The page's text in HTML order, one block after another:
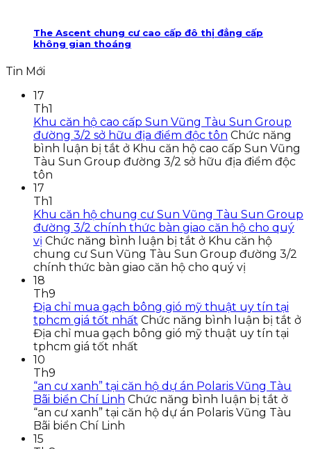
The Ascent chung cư cao cấp đô thị đẳng cấp
không gian thoáng
Tin Mới
17
Th1
Khu căn hộ cao cấp Sun Vũng Tàu Sun Group
đường 3/2 sở hữu địa điểm độc tôn Chức năng
bình luận bị tắt ở Khu căn hộ cao cấp Sun Vũng
Tàu Sun Group đường 3/2 sở hữu địa điểm độc
tôn
17
Th1
Khu căn hộ chung cư Sun Vũng Tàu Sun Group
đường 3/2 chính thức bàn giao căn hộ cho quý
vị Chức năng bình luận bị tắt ở Khu căn hộ
chung cư Sun Vũng Tàu Sun Group đường 3/2
chính thức bàn giao căn hộ cho quý vị
18
Th9
Địa chỉ mua gạch bông gió mỹ thuật uy tín tại
tphcm giá tốt nhất Chức năng bình luận bị tắt ở
Địa chỉ mua gạch bông gió mỹ thuật uy tín tại
tphcm giá tốt nhất
10
Th9
“an cư xanh” tại căn hộ dự án Polaris Vũng Tàu
Bãi biển Chí Linh Chức năng bình luận bị tắt ở
“an cư xanh” tại căn hộ dự án Polaris Vũng Tàu
Bãi biển Chí Linh
15